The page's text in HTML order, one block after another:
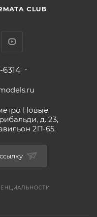
CLUB
6314
Новые
д. 23,
2П-65.